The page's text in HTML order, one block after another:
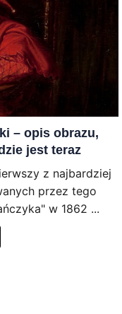
– opis obrazu,
jest teraz
z najbardziej
przez tego
w 1862 ...